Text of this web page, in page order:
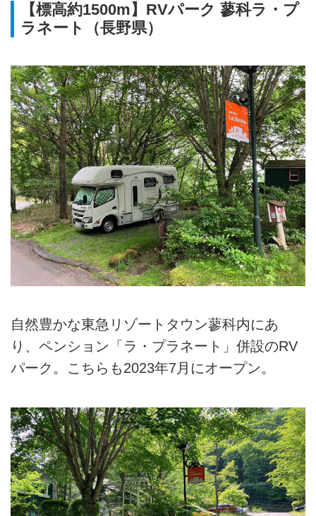
【標高約1500m】RVパーク 蓼科ラ・プ
ラネート（長野県）
自然豊かな東急リゾートタウン蓼科内にあ
り、ペンション「ラ・プラネート」併設のRV
パーク。こちらも2023年7月にオープン。